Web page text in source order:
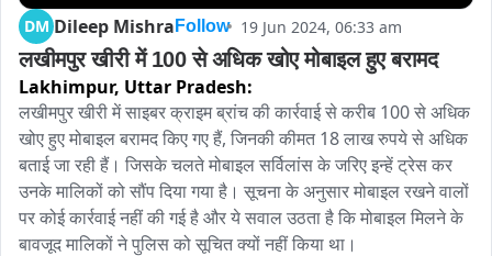
DM Dileep Mishra Follow 19 Jun 2024, 06:33 am
लखीमपुर खीरी में 100 से अधिक खोए मोबाइल हुए बरामद
Lakhimpur, Uttar Pradesh:
लखीमपुर खीरी में साइबर क्राइम ब्रांच की कार्रवाई से करीब 100 से अधिक
खोए हुए मोबाइल बरामद किए गए हैं, जिनकी कीमत 18 लाख रुपये से अधिक
बताई जा रही हैं। जिसके चलते मोबाइल सर्विलांस के जरिए इन्हें ट्रेस कर
उनके मालिकों को सौंप दिया गया है। सूचना के अनुसार मोबाइल रखने वालों
पर कोई कार्रवाई नहीं की गई है और ये सवाल उठता है कि मोबाइल मिलने के
बावजूद मालिकों ने पुलिस को सूचित क्यों नहीं किया था।